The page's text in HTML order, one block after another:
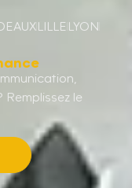
LILLE LYON
le